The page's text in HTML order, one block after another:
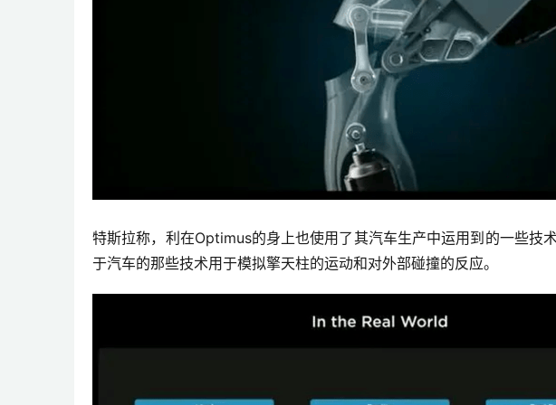
特斯拉称，利在Optimus的身上也使用了其汽车生产中运用到的一些技
于汽车的那些技术用于模拟擎天柱的运动和对外部碰撞的反应。